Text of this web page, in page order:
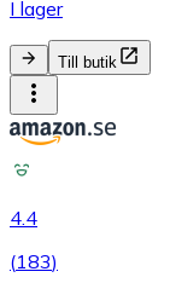
I lager
Till butik
4.4
(183)